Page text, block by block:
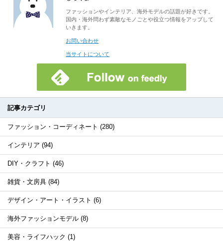
ファッションやインテリア、海外モデルの話題が好きです。
国内・海外問わず素敵なモノごとや役立つ情報をアップして
いきます。
お問い合わせ
当サイトについて
記事カテゴリ
ファッション・コーディネート (280)
インテリア (94)
DIY・クラフト (46)
雑貨・文房具 (84)
デザイン・アート・イラスト (6)
海外ファッションモデル (8)
美容・ライフハック (1)